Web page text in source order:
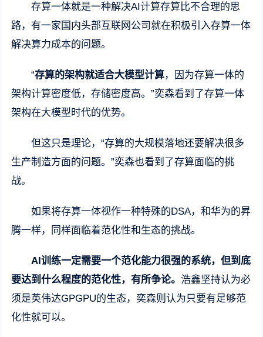
存算一体就是一种解决AI计算存算比不合理的思
路，有一家国内头部互联网公司就在积极引入存算一体
解决算力成本的问题。
“存算的架构就适合大模型计算，因为存算一体的
架构计算密度低，存储密度高。”奕森看到了存算一体
架构在大模型时代的优势。
但这只是理论，“存算的大规模落地还要解决很多
生产制造方面的问题。”奕森也看到了存算面临的挑
战。
如果将存算一体视作一种特殊的DSA，和华为的昇
腾一样，同样面临着范化性和生态的挑战。
AI训练一定需要一个范化能力很强的系统，但到底
要达到什么程度的范化性，有所争论。 浩鑫坚持认为必
须是英伟达GPGPU的生态，奕森则认为只要有足够范
化性就可以。